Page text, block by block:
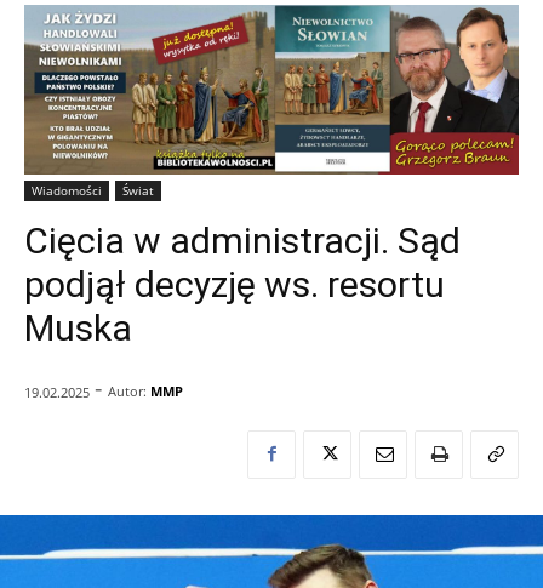
Wiadomości Świat
Cięcia w administracji. Sąd
podjął decyzję ws. resortu
Muska
19.02.2025 - Autor: MMP